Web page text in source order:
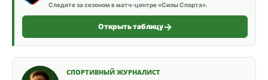
Следите за сезоном в матч-центре «Силы Спорта».
Открыть таблицу
СПОРТИВНЫЙ ЖУРНАЛИСТ